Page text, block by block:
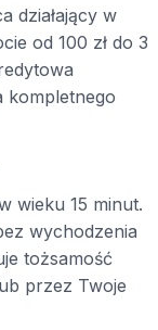
działający w
od 100 zł do 3
kompletnego
wieku 15 minut.
wychodzenia
tożsamość
przez Twoje